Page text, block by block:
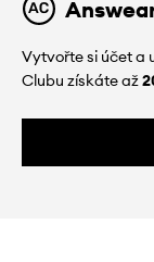
Vytvořte si účet a
Clubu získáte až